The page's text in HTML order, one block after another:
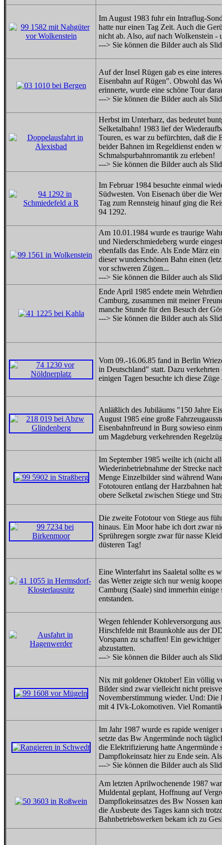
Im August 1983 fuhr ein Intraflug-
hatte nur einen Tag Zeit. Auch die
nicht ab. Also, auf nach Wolkenstein -
---> Sie können die Bilder auch als
Auf der Insel Rügen gab es eine
Eisenbahn auf Rügen". Obwohl das
erinnerte, wurde eine schöne Tour
---> Sie können die Bilder auch als
Herbst im Unterharz, das bedeutet
Selketalbahn! 1983 lief der
Touren, es war zu befürchten, daß die
beider Bahnen im Regeldienst enden
Schmalspurbahnromantik zu erleben!
---> Sie können die Bilder auch als
Im Februar 1984 besuchte einmal
Südwesten. Von Eisenach über die
Tag zum Rennsteig hinauf ging die
94 1292.
Am 10.01.1984 wurde es traurige
und Niederschmiedeberg wurde
ebenfalls das Ende. Als Ende März
dieser wunderschönen Bahn einen
vor schweren Zügen...
---> Sie können die Bilder auch als
Ende April 1985 endete mein
Camburg, zusammen mit meiner
manche Stunde für den Besuch der
---> Sie können die Bilder auch als
Vom 09.-16.06.85 fand in Berlin
in Deutschland" statt. Dazu
einigen Tagen besuchte ich diese
Anläßlich des Jubiläums "150 Jahre
August 1985 eine große
Eisenbahnfreund in Burg sowieso
um Magdeburg verkehrenden
Im September 1985 weilte ich (nicht
Wiederinbetriebnahme der Strecke
Menge Einzelbilder sind während
Fototouren entlang der Harzbahnen
obere Selketal zwischen Stiege und
Die zweite Fototour von Stiege aus
hinaus. Ein Moor habe ich dort zwar
Sprühregen sorgte zwar für nasse
düsteren Tag!
Eine Winterfahrt ins Saaletal sollte es
das Wetter zeigte sich nur wenig
Camburg (Saale) sind immerhin
entstanden.
Wegen fehlender Kohleversorgung
Hirschfelde mit Braunkohle aus der
Vorspann zu schaffen! Ein
abzustatten.
---> Sie können die Bilder auch als
Nix mit goldener Oktober! Ein völlig
Bilder sind zwar vielleicht nicht
Novemberstimmung wieder. Und: Die
mit 4 IVk-Lokomotiven. Viel
Im Jahr 1987 wurde es rapide
setzte das Bw Angermünde noch
die Elektrifizierung hatte Angermünde
Dampflokeinsatz hier zu Ende sein.
---> Sie können die Bilder auch als
Am letzten Aprilwochenende 1987
Muldental geplant, Hoffnung auf
Dampflokeinsatzes des Bw Nossen
die Ausbeute des Tages kann sich
Bahnbetriebswerken bekam ich zu